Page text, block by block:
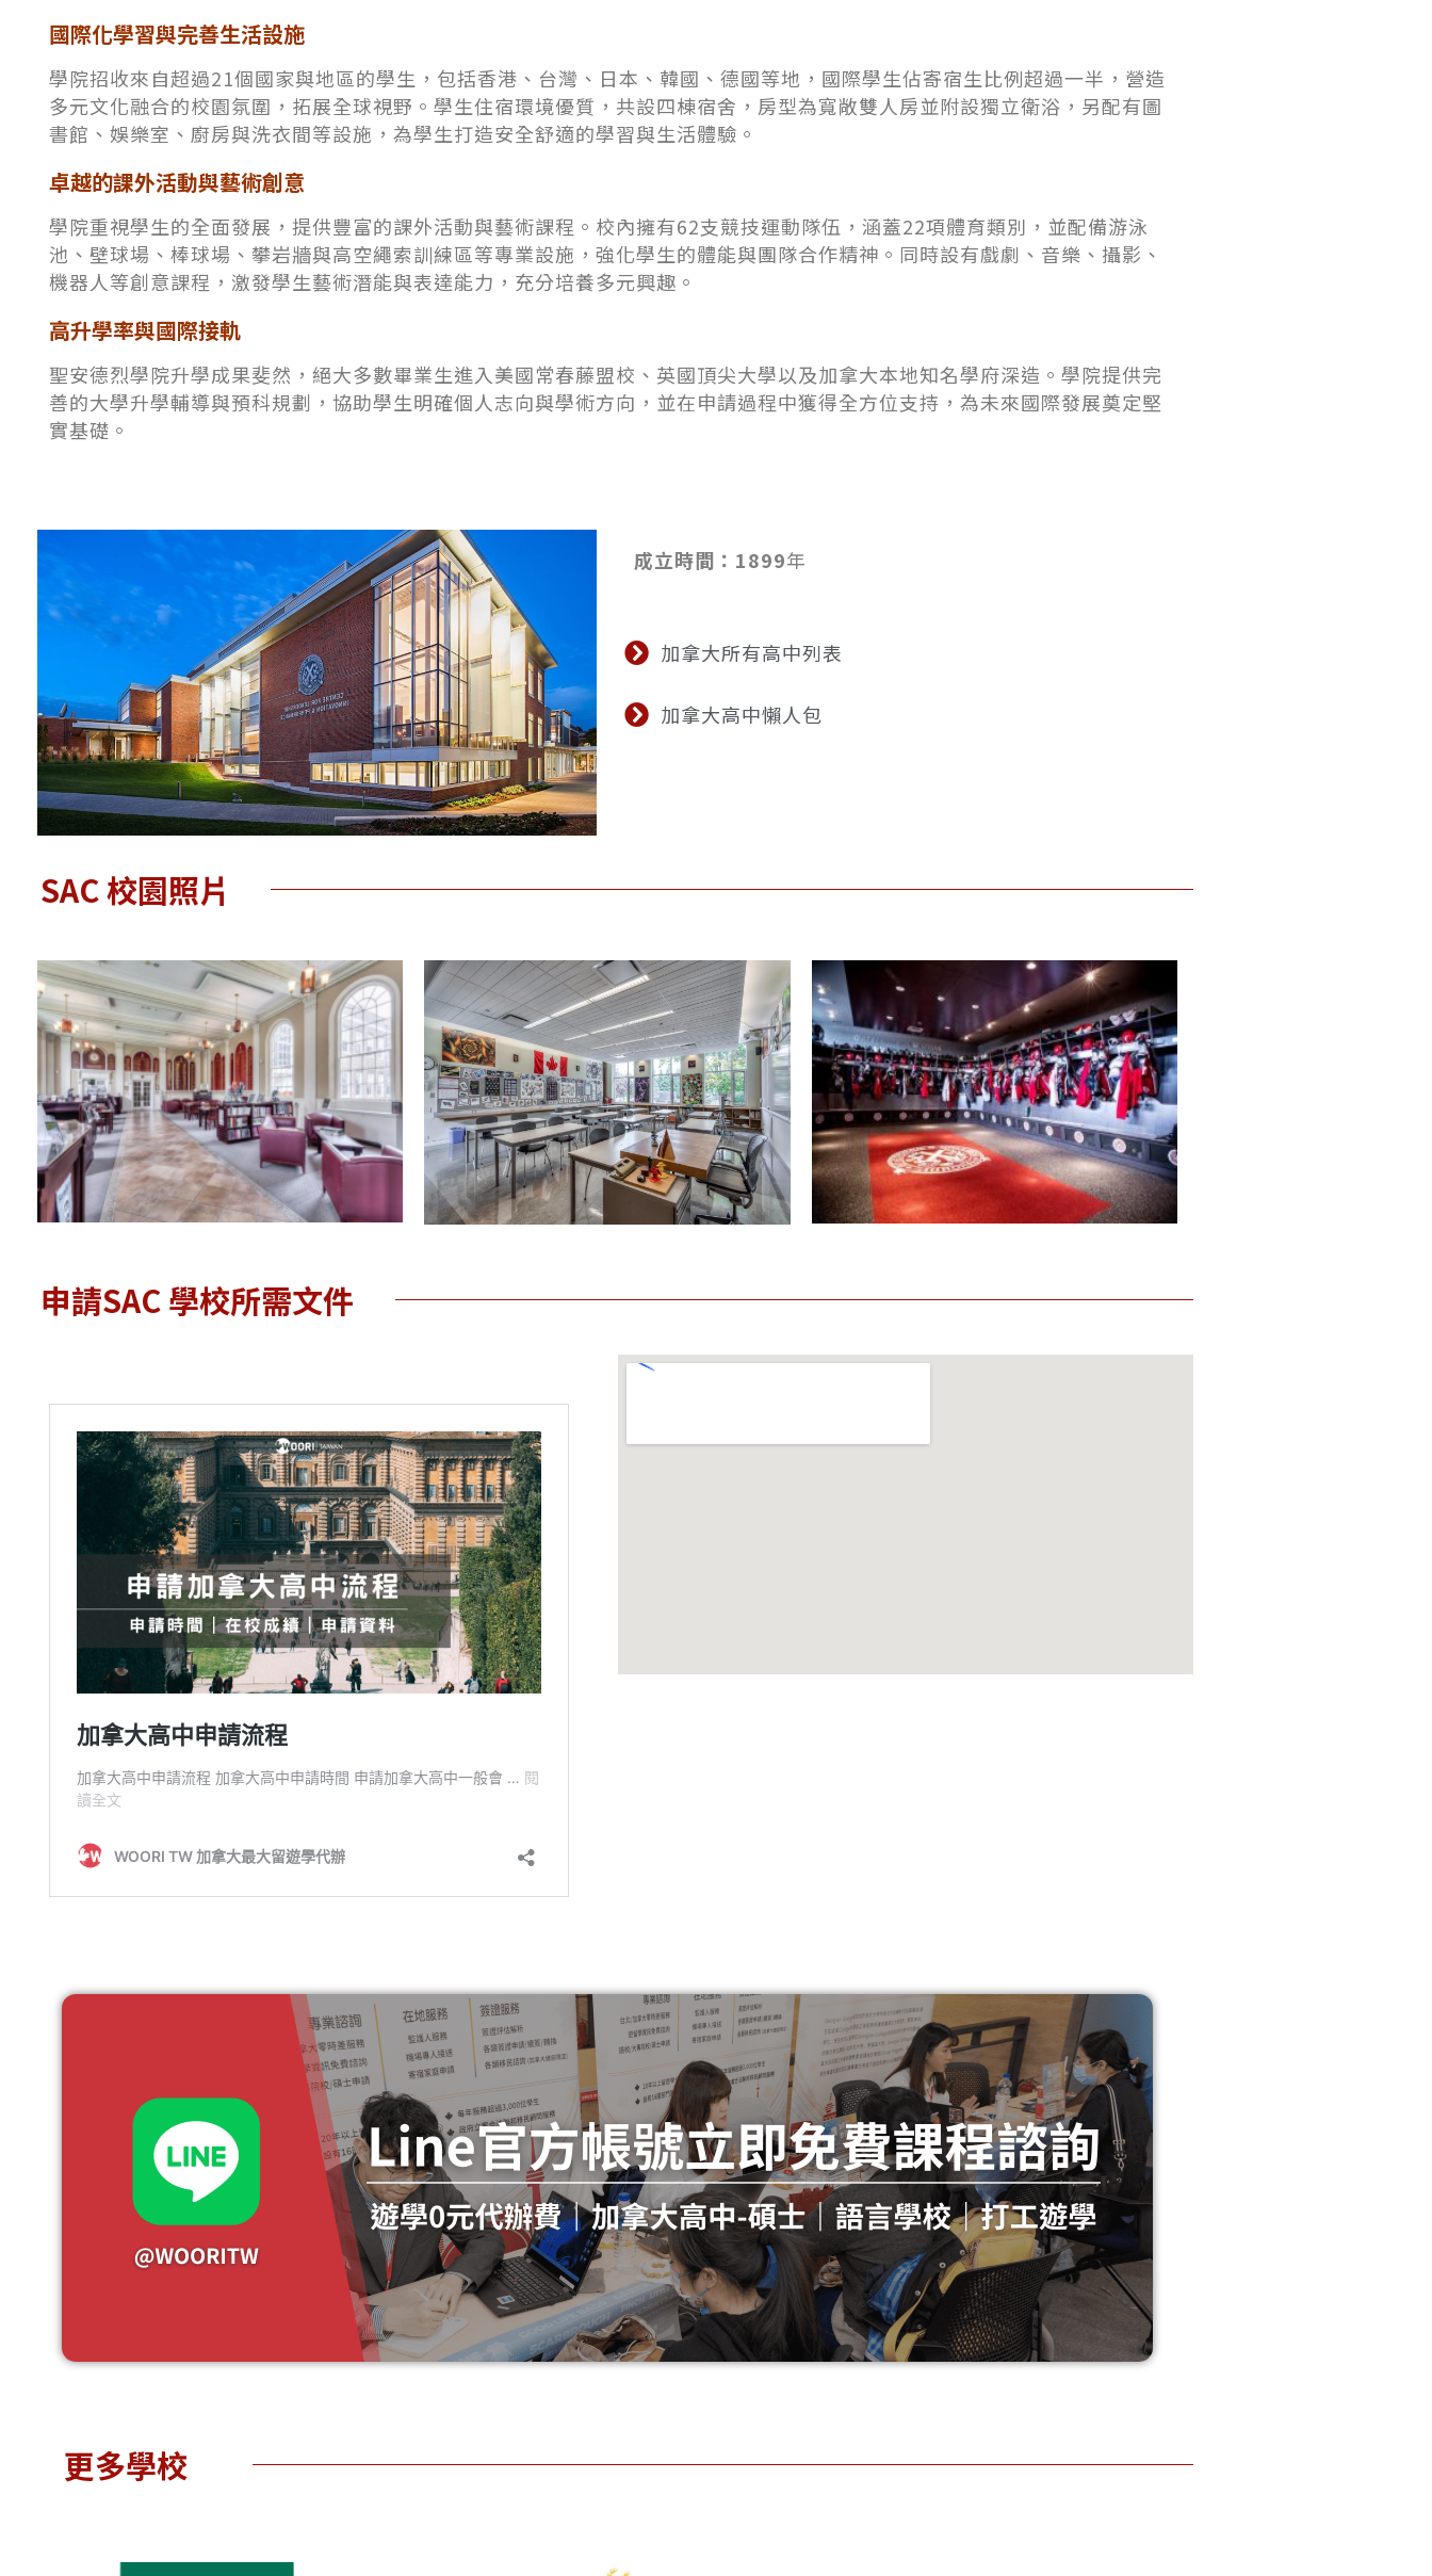
國際化學習與完善生活設施
學院招收來自超過21個國家與地區的學生，包括香港、台灣、日本、韓國、德國等地，國際學生佔寄宿生比例超過一半，營造
多元文化融合的校園氛圍，拓展全球視野。學生住宿環境優質，共設四棟宿舍，房型為寬敞雙人房並附設獨立衛浴，另配有圖
書館、娛樂室、廚房與洗衣間等設施，為學生打造安全舒適的學習與生活體驗。
卓越的課外活動與藝術創意
學院重視學生的全面發展，提供豐富的課外活動與藝術課程。校內擁有62支競技運動隊伍，涵蓋22項體育類別，並配備游泳
池、壁球場、棒球場、攀岩牆與高空繩索訓練區等專業設施，強化學生的體能與團隊合作精神。同時設有戲劇、音樂、攝影、
機器人等創意課程，激發學生藝術潛能與表達能力，充分培養多元興趣。
高升學率與國際接軌
聖安德烈學院升學成果斐然，絕大多數畢業生進入美國常春藤盟校、英國頂尖大學以及加拿大本地知名學府深造。學院提供完
善的大學升學輔導與預科規劃，協助學生明確個人志向與學術方向，並在申請過程中獲得全方位支持，為未來國際發展奠定堅
實基礎。
成立時間：1899年
加拿大所有高中列表
加拿大高中懶人包
SAC 校園照片
申請SAC 學校所需文件
更多學校
Trinity
College
gan
n
al Hall
ng
ld